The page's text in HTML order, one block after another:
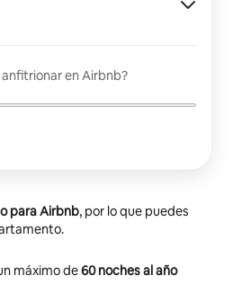
en Airbnb?
para Airbnb, por lo que puedes
máximo de60 noches al año